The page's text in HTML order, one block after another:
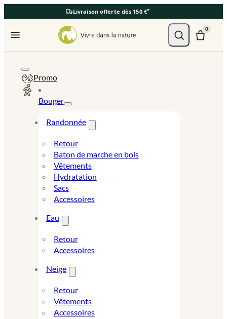
Livraison offerte dès 150 €*
Ouvrir le menu 0
Promo
Bouger
Randonnée
Retour
Baton de marche en bois
Vêtements
Hydratation
Sacs
Accessoires
Eau
Retour
Accessoires
Neige
Retour
Vêtements
Accessoires